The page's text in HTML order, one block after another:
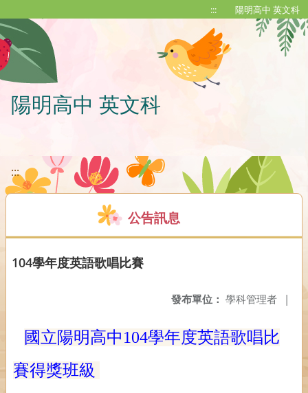
::: 陽明高中 英文科
陽明高中 英文科
:::
公告訊息
104學年度英語歌唱比賽
發布單位： 學科管理者 |
國立陽明高中104學年度英語歌唱比
賽得獎班級